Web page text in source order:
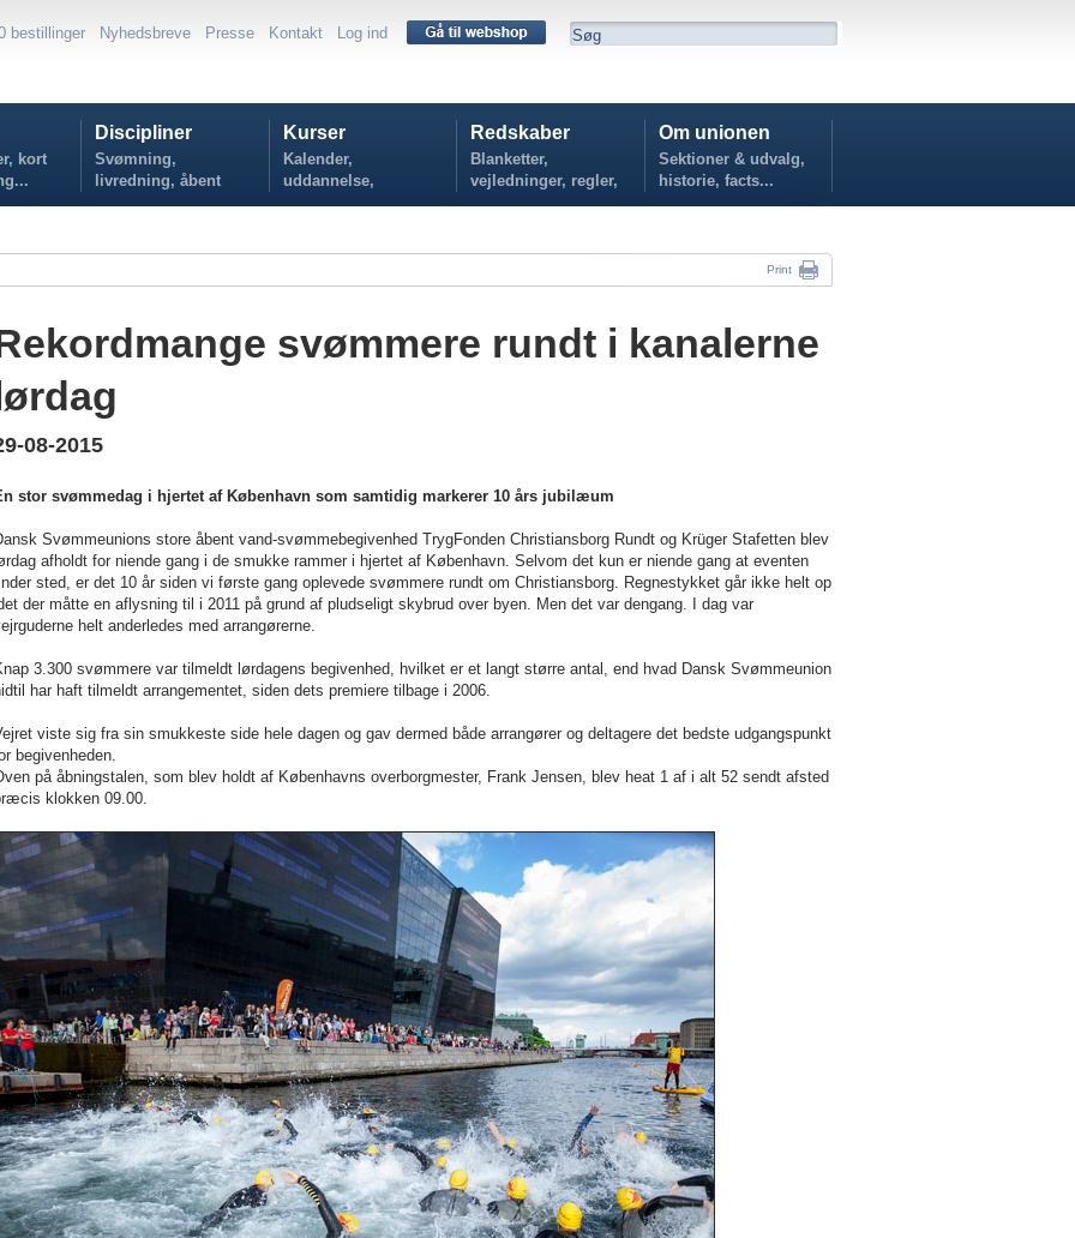
bestillinger Nyhedsbreve Presse Kontakt Log ind
kort
Discipliner
Svømning,
livredning, åbent
vand...
Kurser
Kalender,
uddannelse,
tilmelding...
Redskaber
Blanketter,
vejledninger, regler,
politikker...
Om unionen
Sektioner & udvalg,
historie, facts...
Print
svømmere rundt i kanalerne
08-2015
stor svømmedag i hjertet af København som samtidig markerer 10 års jubilæum
Svømmeunions store åbent vand-svømmebegivenhed TrygFonden Christiansborg Rundt og Krüger Stafetten blev
afholdt for niende gang i de smukke rammer i hjertet af København. Selvom det kun er niende gang at eventen
sted, er det 10 år siden vi første gang oplevede svømmere rundt om Christiansborg. Regnestykket går ikke helt op
der måtte en aflysning til i 2011 på grund af pludseligt skybrud over byen. Men det var dengang. I dag var
helt anderledes med arrangørerne.
3.300 svømmere var tilmeldt lørdagens begivenhed, hvilket er et langt større antal, end hvad Dansk Svømmeunion
har haft tilmeldt arrangementet, siden dets premiere tilbage i 2006.
viste sig fra sin smukkeste side hele dagen og gav dermed både arrangører og deltagere det bedste udgangspunkt
begivenheden.
på åbningstalen, som blev holdt af Københavns overborgmester, Frank Jensen, blev heat 1 af i alt 52 sendt afsted
klokken 09.00.